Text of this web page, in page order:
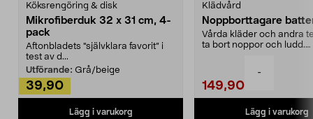
-
Köksrengöring & disk
Mikrofiberduk 32 x 31 cm, 4-
pack
Aftonbladets "självklara favorit” i
test av d...
Utförande: Grå/beige
39,90
Lägg i varukorg
Klädvård
Noppborttagare
Vårda kläder och andra
ta bort noppor och ludd.
149,90
Lägg i varukorg